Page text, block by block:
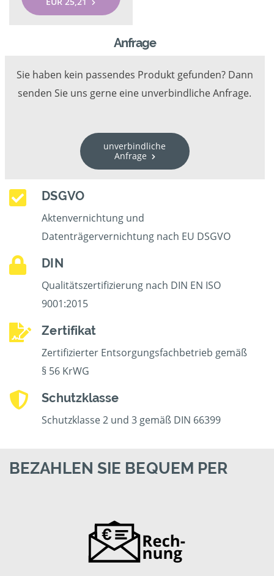
Anfrage
Sie haben kein passendes Produkt gefunden? Dann
senden Sie uns gerne eine unverbindliche Anfrage.
unverbindliche
Anfrage
DSGVO
Aktenvernichtung und
Datenträgervernichtung nach EU DSGVO
DIN
Qualitätszertifizierung nach DIN EN ISO
9001:2015
Zertifikat
Zertifizierter Entsorgungsfachbetrieb gemäß
§ 56 KrWG
Schutzklasse
Schutzklasse 2 und 3 gemäß DIN 66399
BEZAHLEN SIE BEQUEM PER